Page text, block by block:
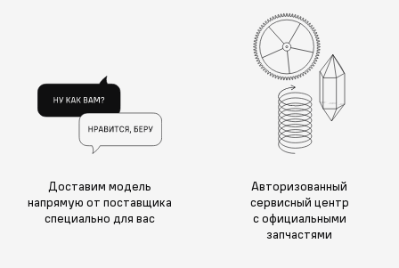
Доставим модель
напрямую от поставщика
специально для вас
Авторизованный
сервисный центр
с официальными
запчастями